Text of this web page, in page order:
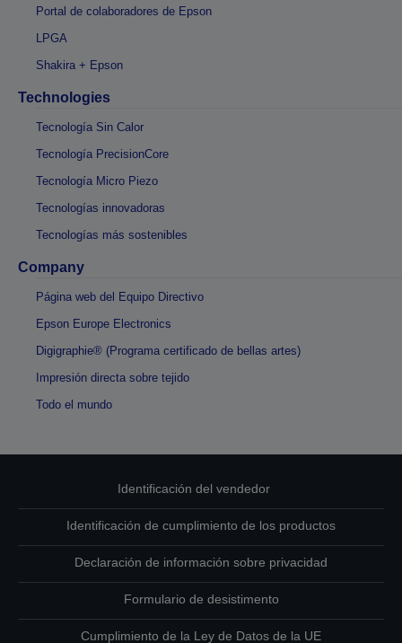
Portal de colaboradores de Epson
LPGA
Shakira + Epson
Technologies
Tecnología Sin Calor
Tecnología PrecisionCore
Tecnología Micro Piezo
Tecnologías innovadoras
Tecnologías más sostenibles
Company
Página web del Equipo Directivo
Epson Europe Electronics
Digigraphie® (Programa certificado de bellas artes)
Impresión directa sobre tejido
Todo el mundo
Identificación del vendedor
Identificación de cumplimiento de los productos
Declaración de información sobre privacidad
Formulario de desistimento
Cumplimiento de la Ley de Datos de la UE